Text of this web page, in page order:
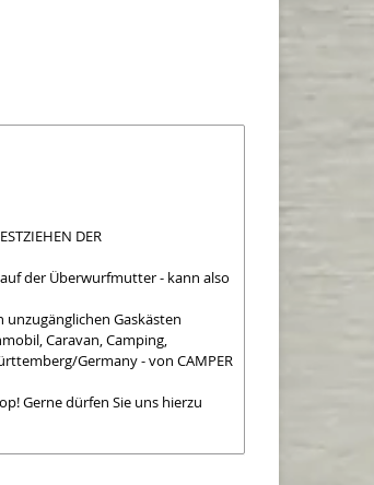
DER
der Überwurfmutter - kann also
unzugänglichen Gaskästen
Caravan, Camping,
Germany - von CAMPER
Gerne dürfen Sie uns hierzu